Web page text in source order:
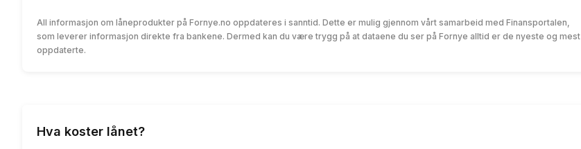
All informasjon om låneprodukter på Fornye.no oppdateres i sanntid. Dette er mulig gjennom vårt samarbeid med Finansportalen,
som leverer informasjon direkte fra bankene. Dermed kan du være trygg på at dataene du ser på Fornye alltid er de nyeste og mest
oppdaterte.
Hva koster lånet?